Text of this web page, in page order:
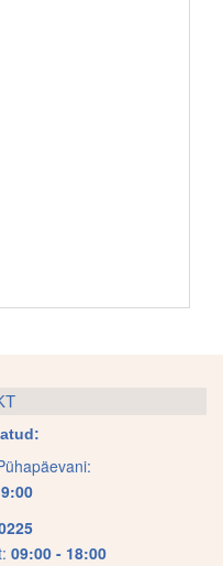
09:00 - 18:00